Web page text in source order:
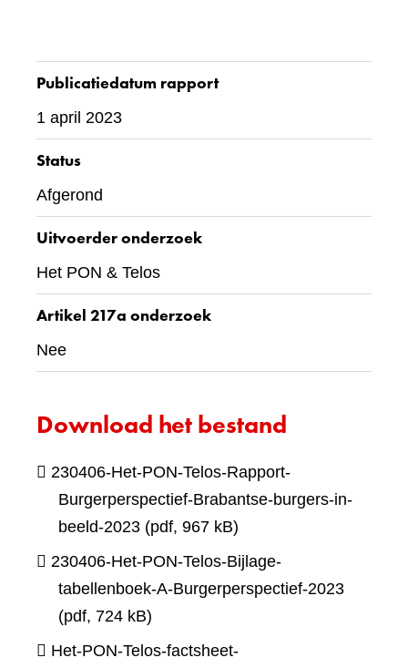
Publicatiedatum rapport
1 april 2023
Status
Afgerond
Uitvoerder onderzoek
Het PON & Telos
Artikel 217a onderzoek
Nee
Download het bestand
230406-Het-PON-Telos-Rapport-
Burgerperspectief-Brabantse-burgers-in-
beeld-2023 (pdf, 967 kB)
230406-Het-PON-Telos-Bijlage-
tabellenboek-A-Burgerperspectief-2023
(pdf, 724 kB)
Het-PON-Telos-factsheet-